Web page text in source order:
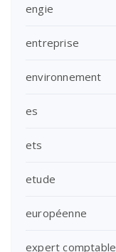
engie
entreprise
environnement
es
ets
etude
européenne
expert comptable